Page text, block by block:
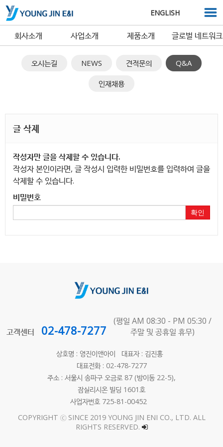
ENGLISH
회사소개 사업소개 제품소개 글로벌 네트워크
오시는길 NEWS 견적문의 Q&A
인재채용
글 삭제
작성자만 글을 삭제할 수 있습니다.
작성자 본인이라면, 글 작성시 입력한 비밀번호를 입력하여 글을
삭제할 수 있습니다.
비밀번호
확인
고객센터 02-478-7277
(평일 AM 08:30 - PM 05:30 /
주말 및 공휴일 휴무)
상호명 : 영진이앤아이 대표자 : 김진홍
대표전화 : 02-478-7277
주소 : 서울시 송파구 오금로 87 (방이동 22-5),
잠실리시온 빌딩 1601호
사업자번호 725-81-00452
COPYRIGHT ⓒ SINCE 2019 YOUNG JIN ENI CO., LTD. ALL
RIGHTS RESERVED.